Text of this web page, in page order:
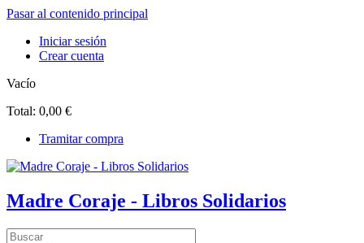
Pasar al contenido principal
Iniciar sesión
Crear cuenta
Vacío
Total: 0,00 €
Tramitar compra
Madre Coraje - Libros Solidarios